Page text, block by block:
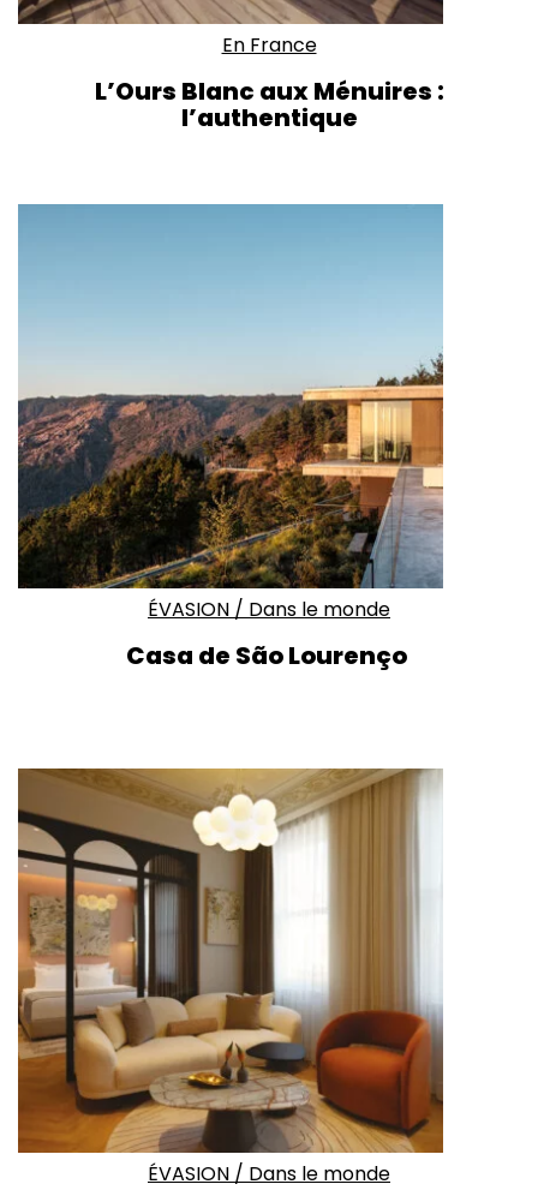
En France
L’Ours Blanc aux Ménuires :
l’authentique
ÉVASION / Dans le monde
Casa de São Lourenço
ÉVASION / Dans le monde